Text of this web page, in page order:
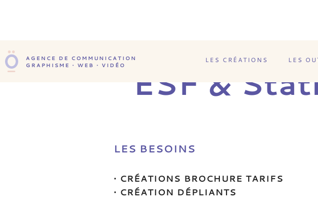
AGENCE DE COMMUNICATION
GRAPHISME • WEB • VIDÉO
LES CRÉATIONS LES
ESF &
LES BESOINS
• CRÉATIONS BROCHURE TARIFS
• CRÉATION DÉPLIANTS